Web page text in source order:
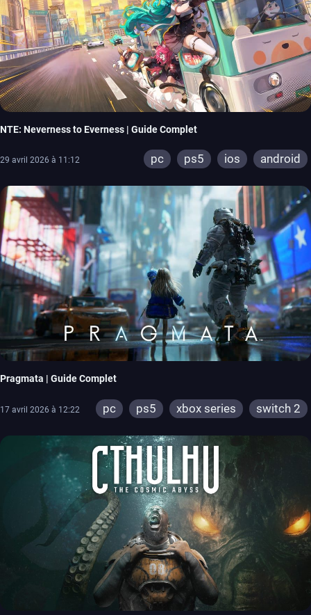
NTE: Neverness to Everness | Guide Complet
29 avril 2026 à 11:12 pc ps5 ios android
Pragmata | Guide Complet
17 avril 2026 à 12:22 pc ps5 xbox series switch 2